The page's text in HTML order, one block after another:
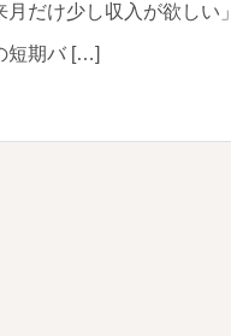
月だけ少し収入が欲し
短期バ […]